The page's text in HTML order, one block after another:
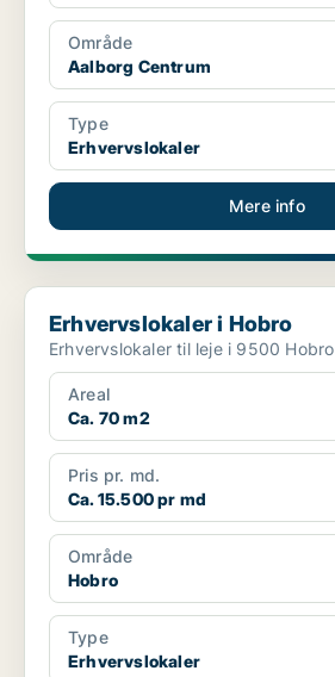
Område
Aalborg Centrum
Type
Erhvervslokaler
Mere info
Erhvervslokaler i Hobro
Erhvervslokaler i Hobro
Erhvervslokaler til leje i 9500 Hobro
Areal
Ca. 70 m2
Pris pr. md.
Ca. 15.500 pr md
Område
Hobro
Type
Erhvervslokaler